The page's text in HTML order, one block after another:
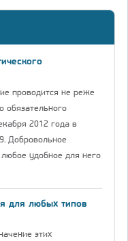
проводится не реже
обязательного
2012 года в
Добровольное
удобное для него
для любых типов
этих